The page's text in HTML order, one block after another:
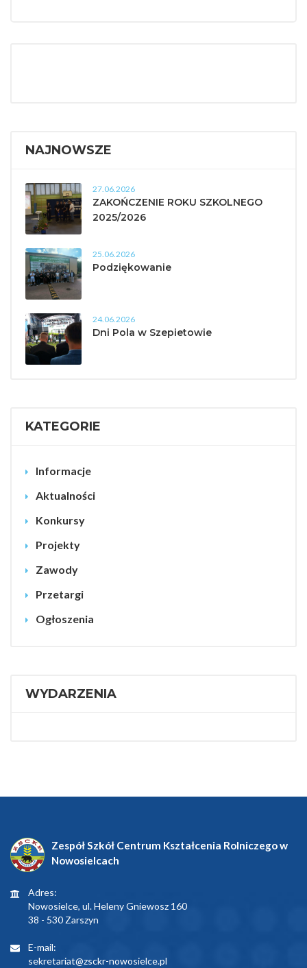
NAJNOWSZE
27.06.2026
ZAKOŃCZENIE ROKU SZKOLNEGO
2025/2026
25.06.2026
Podziękowanie
24.06.2026
Dni Pola w Szepietowie
KATEGORIE
Informacje
Aktualności
Konkursy
Projekty
Zawody
Przetargi
Ogłoszenia
WYDARZENIA
Zespół Szkół Centrum Kształcenia Rolniczego w
Nowosielcach
Adres:
Nowosielce, ul. Heleny Gniewosz 160
38 - 530 Zarszyn
E-mail:
sekretariat@zsckr-nowosielce.pl